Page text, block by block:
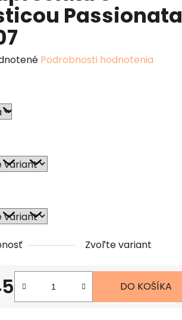
Passionata
Podrobnosti hodnotenia
Zvoľte variant
cena:
DO KOŠÍKA